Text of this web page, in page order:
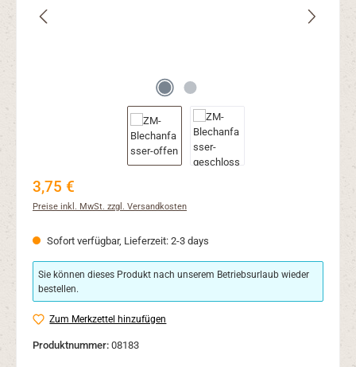
Regulärer Preis:
3,75 €
Preise inkl. MwSt. zzgl. Versandkosten
Sofort verfügbar, Lieferzeit: 2-3 days
Sie können dieses Produkt nach unserem Betriebsurlaub wieder
bestellen.
Zum Merkzettel hinzufügen
Produktnummer: 08183